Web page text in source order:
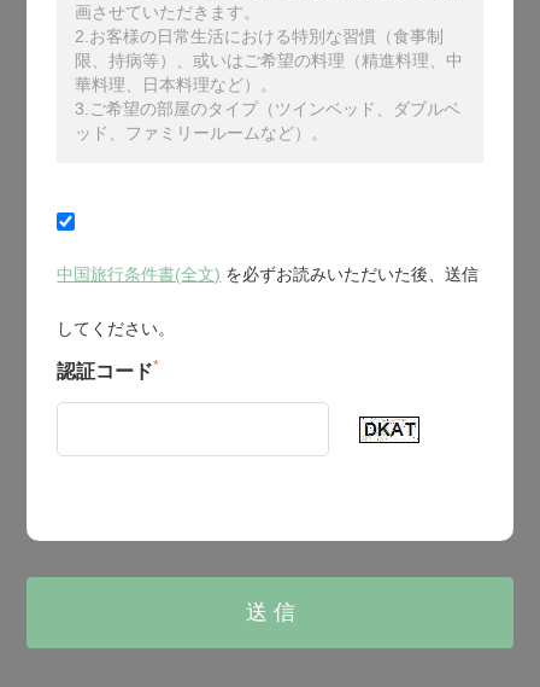
画させていただきます。
2.お客様の日常生活における特別な習慣（食事制
限、持病等）、或いはご希望の料理（精進料理、中
華料理、日本料理など）。
3.ご希望の部屋のタイプ（ツインベッド、ダブルベ
ッド、ファミリールームなど）。
中国旅行条件書(全文) を必ずお読みいただいた後、送信
してください。
認証コード*